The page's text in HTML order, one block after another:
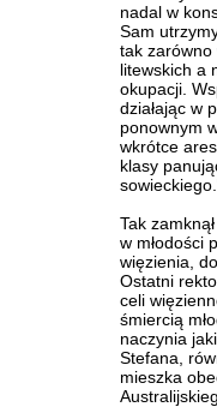
nadal w
Sam
tak zarówno
litewskich a
okupacji.
działając w
ponownym
wkrótce
klasy
Tak
w młodości
więzienia,
Ostatni
celi
śmiercią
naczynia
Stefana,
mieszka